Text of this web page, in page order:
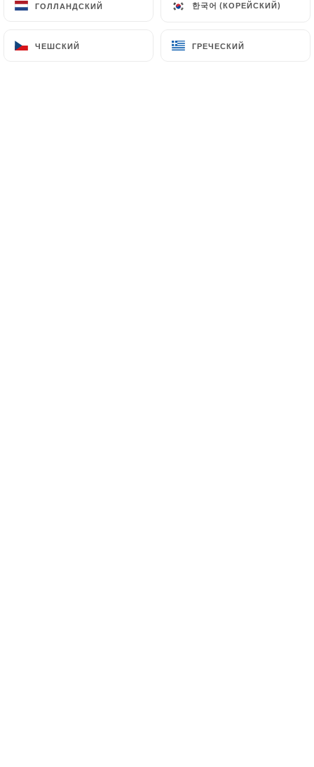
ГОЛЛАНДСКИЙ 한국어 (КОРЕЙСКИЙ)
ЧЕШСКИЙ ГРЕЧЕСКИЙ
ГОЛЛАНДСКИЙ 한국어 (КОРЕЙСКИЙ)
ЧЕШСКИЙ ГРЕЧЕСКИЙ